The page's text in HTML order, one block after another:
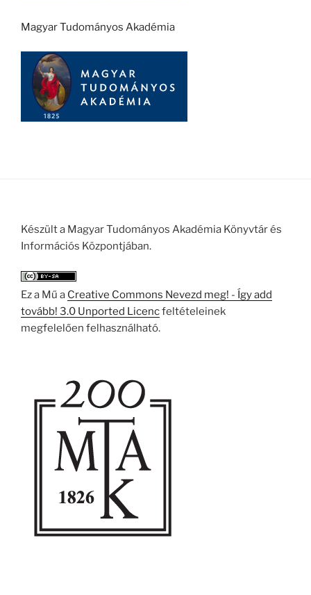
Magyar Tudományos Akadémia
Készült a Magyar Tudományos Akadémia Könyvtár és
Információs Központjában.
Ez a Mű a Creative Commons Nevezd meg! - Így add
tovább! 3.0 Unported Licencfeltételeinek
megfelelően felhasználható.